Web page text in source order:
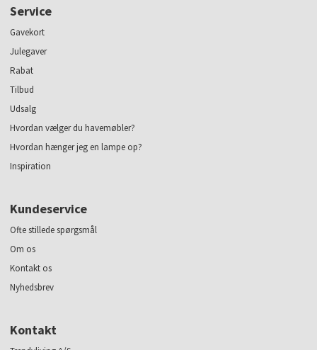
Service
Gavekort
Julegaver
Rabat
Tilbud
Udsalg
Hvordan vælger du havemøbler?
Hvordan hænger jeg en lampe op?
Inspiration
Kundeservice
Ofte stillede spørgsmål
Om os
Kontakt os
Nyhedsbrev
Kontakt